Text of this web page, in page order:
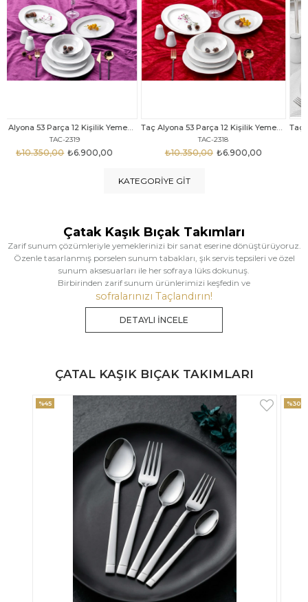
Taç Alyona 53 Parça 12 Kişilik Yemek Takımı Gold
TAC-2318
₺6.900,00
₺10.350,00
Taç Eliza Alyona 53 Parça 12 Kişilik Yemek Takımı Platin
TAC-2316
₺9.499,00
₺12.669,00
KATEGORIYE GIT
Çatak Kaşık Bıçak Takımları
Zarif sunum çözümleriyle yemeklerinizi bir sanat eserine dönüştürüyoruz.
Özenle tasarlanmış porselen sunum tabakları, şık servis tepsileri ve özel
sunum aksesuarları ile her sofraya lüks dokunuş.
Birbirinden zarif sunum ürünlerimizi keşfedin ve
sofralarınızı Taçlandırın!
DETAYLI İNCELE
ÇATAL KAŞIK BIÇAK TAKIMLARI
%30 %33